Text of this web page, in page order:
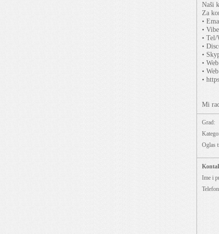
Naši
Za
•
•
•
•
•
•
•
•
Mi
Grad:
Oglas
Ime i